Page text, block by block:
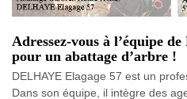
Adressez-vous à l’équipe
pour un abattage d’arbre !
DELHAYE Elagage 57 est un
Dans son équipe, il intègre des